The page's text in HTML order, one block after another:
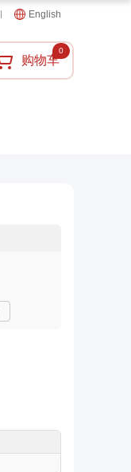
English
购物车
0